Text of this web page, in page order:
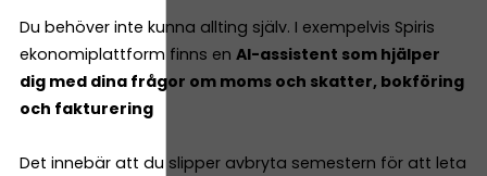
Du behöver inte kunna allting själv. I exempelvis Spiris
ekonomiplattform finns en AI-assistent som hjälper
dig med dina frågor om moms och skatter, bokföring
och fakturering
Det innebär att du slipper avbryta semestern för att leta